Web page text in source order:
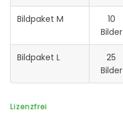
Bildpaket M
10
Bilder
Bildpaket L
25
Bilder
Lizenzfrei